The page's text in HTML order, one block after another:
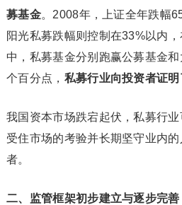
募基金。2008年，上证全年跌幅
阳光私募跌幅则控制在33%以内
中，私募基金分别跑赢公募基金
个百分点， 私募行业向投资者证
我国资本市场跌宕起伏，私募行
受住市场的考验并长期坚守业内
者。
二、监管框架初步建立与逐步完善